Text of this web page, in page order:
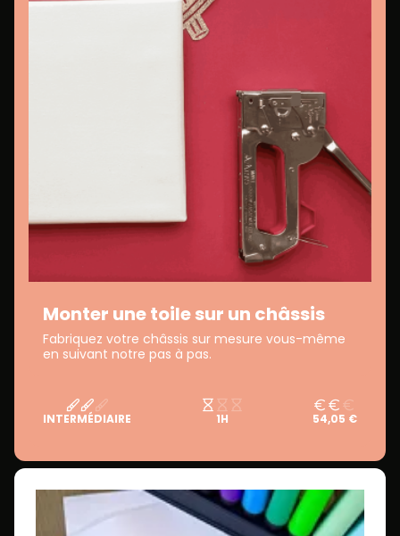
Monter une toile sur un châssis
Fabriquez votre châssis sur mesure vous-même
en suivant notre pas à pas.
INTERMÉDIAIRE 1H 54,05 €